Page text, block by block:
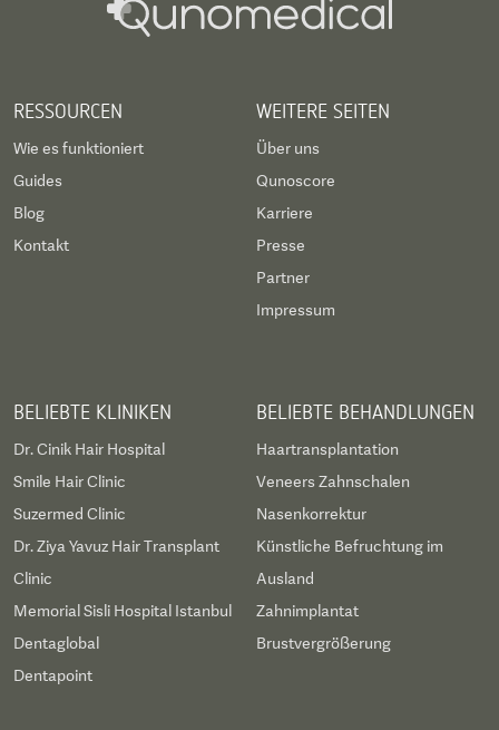
RESSOURCEN
Wie es funktioniert
Guides
Blog
Kontakt
WEITERE SEITEN
Über uns
Qunoscore
Karriere
Presse
Partner
Impressum
BELIEBTE KLINIKEN
Dr. Cinik Hair Hospital
Smile Hair Clinic
Suzermed Clinic
Dr. Ziya Yavuz Hair Transplant
Clinic
Memorial Sisli Hospital Istanbul
Dentaglobal
Dentapoint
BELIEBTE BEHANDLUNGEN
Haartransplantation
Veneers Zahnschalen
Nasenkorrektur
Künstliche Befruchtung im
Ausland
Zahnimplantat
Brustvergrößerung